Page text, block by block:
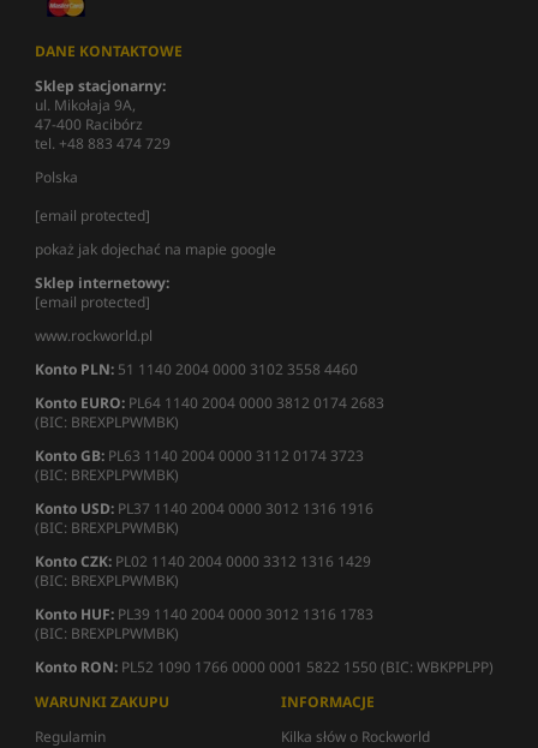
DANE KONTAKTOWE
Sklep stacjonarny:
ul. Mikołaja 9A,
47-400 Racibórz
tel. +48 883 474 729
Polska
[email protected]
pokaż jak dojechać na mapie google
Sklep internetowy:
[email protected]
www.rockworld.pl
Konto PLN: 51 1140 2004 0000 3102 3558 4460
Konto EURO: PL64 1140 2004 0000 3812 0174 2683
(BIC: BREXPLPWMBK)
Konto GB: PL63 1140 2004 0000 3112 0174 3723
(BIC: BREXPLPWMBK)
Konto USD: PL37 1140 2004 0000 3012 1316 1916
(BIC: BREXPLPWMBK)
Konto CZK: PL02 1140 2004 0000 3312 1316 1429
(BIC: BREXPLPWMBK)
Konto HUF: PL39 1140 2004 0000 3012 1316 1783
(BIC: BREXPLPWMBK)
Konto RON: PL52 1090 1766 0000 0001 5822 1550 (BIC: WBKPPLPP)
WARUNKI ZAKUPU
Regulamin
INFORMACJE
Kilka słów o Rockworld